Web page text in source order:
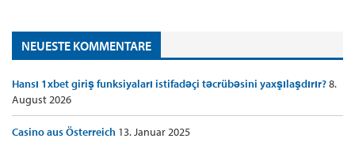
NEUESTE KOMMENTARE
Hansı 1xbet giriş funksiyaları istifadəçi təcrübəsini yaxşılaşdırır?8.
August 2026
Casino aus Österreich 13. Januar 2025